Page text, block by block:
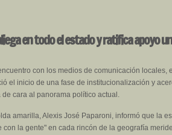
en todo el estado y ratifica apoyo
con los medios de comunicación locales,
el inicio de una fase de institucionalización y
cara al panorama político actual.
amarilla, Alexis José Paparoni, informó que la
la gente" en cada rincón de la geografía